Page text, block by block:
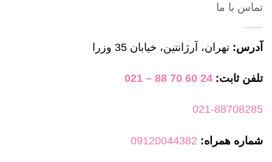
تماس با ما
آدرس: تهران، آرژانتین، خیابان 35 وزرا
تلفن ثابت: 24 60 70 88 – 021
021-88708285
شماره همراه: 09120044382